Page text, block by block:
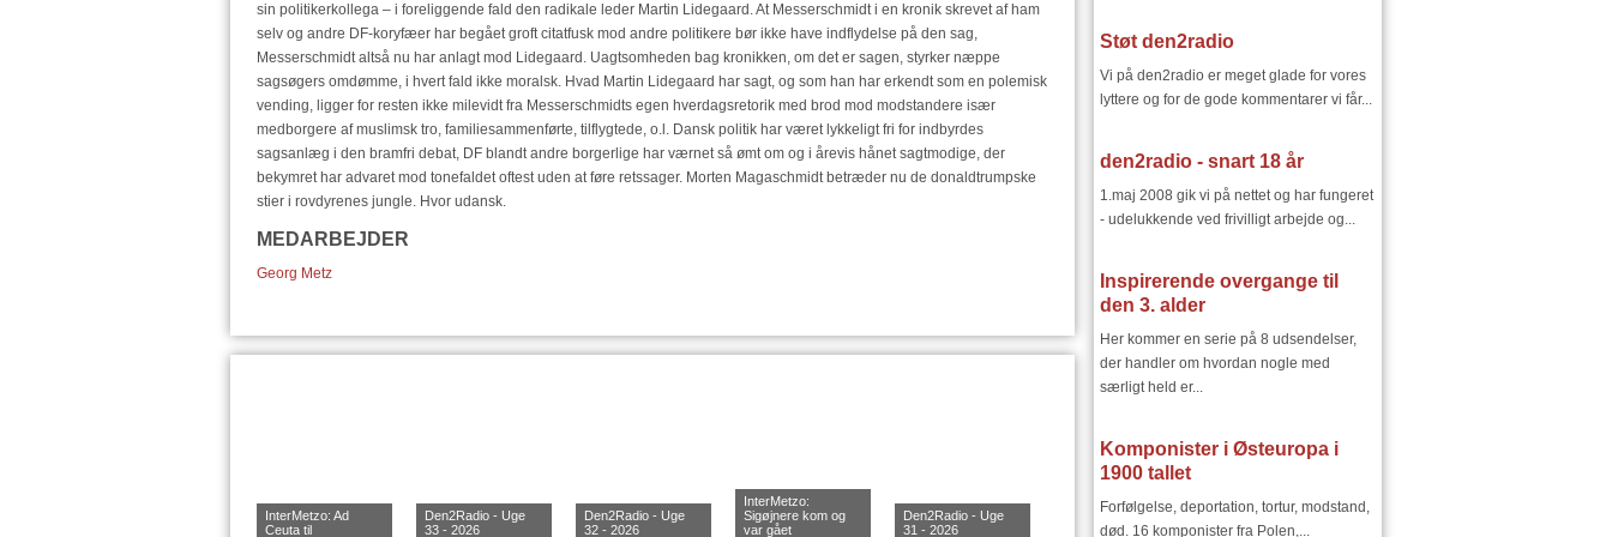
sin politikerkollega – i foreliggende fald den radikale leder Martin Lidegaard. At Messerschmidt i en kronik skrevet af ham
selv og andre DF-koryfæer har begået groft citatfusk mod andre politikere bør ikke have indflydelse på den sag,
Messerschmidt altså nu har anlagt mod Lidegaard. Uagtsomheden bag kronikken, om det er sagen, styrker næppe
sagsøgers omdømme, i hvert fald ikke moralsk. Hvad Martin Lidegaard har sagt, og som han har erkendt som en polemisk
vending, ligger for resten ikke milevidt fra Messerschmidts egen hverdagsretorik med brod mod modstandere især
medborgere af muslimsk tro, familiesammenførte, tilflygtede, o.l. Dansk politik har været lykkeligt fri for indbyrdes
sagsanlæg i den bramfri debat, DF blandt andre borgerlige har værnet så ømt om og i årevis hånet sagtmodige, der
bekymret har advaret mod tonefaldet oftest uden at føre retssager. Morten Magaschmidt betræder nu de donaldtrumpske
stier i rovdyrenes jungle. Hvor udansk.
MEDARBEJDER
Georg Metz
InterMetzo: Ad
Ceuta til
Den2Radio - Uge
33 - 2026
Den2Radio - Uge
32 - 2026
InterMetzo:
Sigøjnere kom og
var gået
Den2Radio - Uge
31 - 2026
Støt den2radio
Vi på den2radio er meget glade for vores
lyttere og for de gode kommentarer vi får...
den2radio - snart 18 år
1.maj 2008 gik vi på nettet og har fungeret
- udelukkende ved frivilligt arbejde og...
Inspirerende overgange til
den 3. alder
Her kommer en serie på 8 udsendelser,
der handler om hvordan nogle med
særligt held er...
Komponister i Østeuropa i
1900 tallet
Forfølgelse, deportation, tortur, modstand,
død. 16 komponister fra Polen,...